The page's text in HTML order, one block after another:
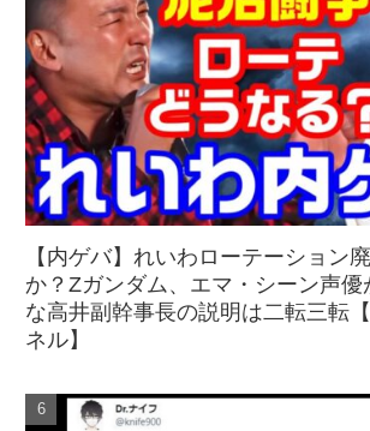
【内ゲバ】れいわローテーション
か？Zガンダム、エマ・シーン声優
な高井副幹事長の説明は二転三転
ネル】